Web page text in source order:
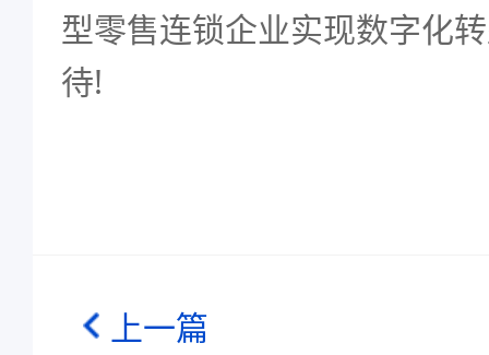
型零售连锁企业实现数字化
待!
上一篇